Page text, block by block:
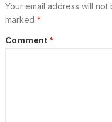
Your email address will not
marked *
Comment *